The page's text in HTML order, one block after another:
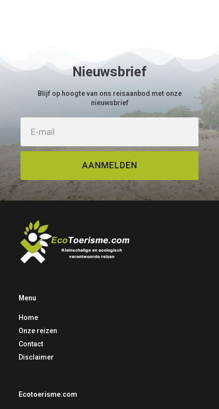
Nieuwsbrief
Blijf op hoogte van ons reisaanbod met onze
nieuwsbrief
AANMELDEN
Menu
Home
Onze reizen
Contact
Disclaimer
Ecotoerisme.com